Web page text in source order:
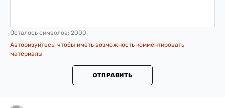
Осталось символов: 2000
Авторизуйтесь, чтобы иметь возможность комментировать
материалы
ОТПРАВИТЬ